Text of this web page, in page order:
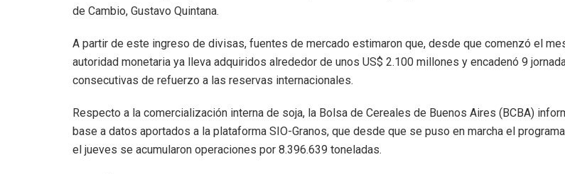
de Cambio, Gustavo Quintana.
A partir de este ingreso de divisas, fuentes de mercado estimaron que, desde que comenzó el
autoridad monetaria ya lleva adquiridos alrededor de unos US$ 2.100 millones y encadenó 9
consecutivas de refuerzo a las reservas internacionales.
Respecto a la comercialización interna de soja, la Bolsa de Cereales de Buenos Aires (BCBA)
base a datos aportados a la plataforma SIO-Granos, que desde que se puso en marcha el
el jueves se acumularon operaciones por 8.396.639 toneladas.